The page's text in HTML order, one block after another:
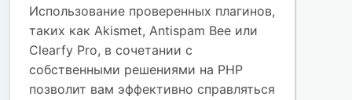
Использование проверенных плагинов,
таких как Akismet, Antispam Bee или
Clearfy Pro, в сочетании с
собственными решениями на PHP
позволит вам эффективно справляться